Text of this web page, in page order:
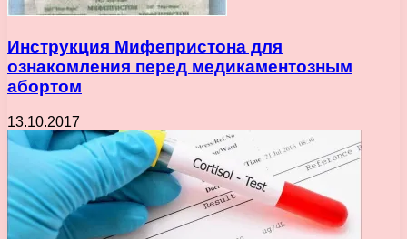
Инструкция Мифепристона для
ознакомления перед медикаментозным
абортом
13.10.2017